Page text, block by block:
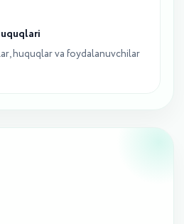
huquqlar va foydalanuvchilar